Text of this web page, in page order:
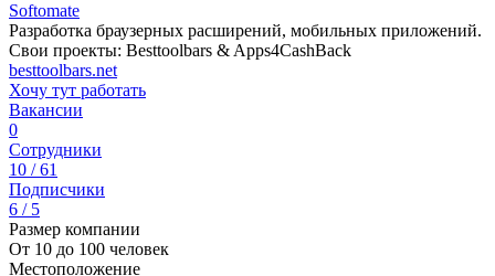
Softomate
Разработка браузерных расширений, мобильных приложений.
Свои проекты: Besttoolbars & Apps4CashBack
besttoolbars.net
Хочу тут работать
Вакансии
0
Сотрудники
10 / 61
Подписчики
6 / 5
Размер компании
От 10 до 100 человек
Местоположение